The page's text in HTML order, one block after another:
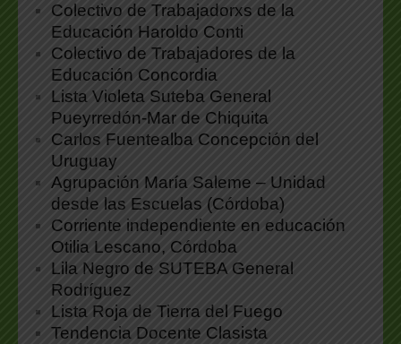
Colectivo de Trabajadorxs de la
Educación Haroldo Conti
Colectivo de Trabajadores de la
Educación Concordia
Lista Violeta Suteba General
Pueyrredón-Mar de Chiquita
Carlos Fuentealba Concepción del
Uruguay
Agrupación María Saleme – Unidad
desde las Escuelas (Córdoba)
Corriente independiente en educación
Otilia Lescano, Córdoba
Lila Negro de SUTEBA General
Rodríguez
Lista Roja de Tierra del Fuego
Tendencia Docente Clasista